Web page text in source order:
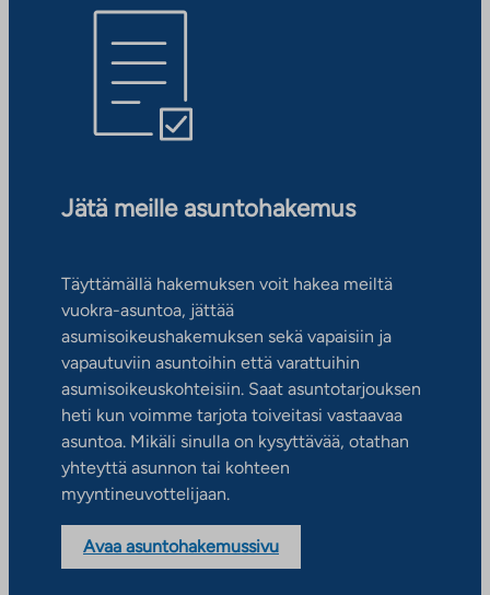
Jätä meille asuntohakemus
Täyttämällä hakemuksen voit hakea meiltä
vuokra-asuntoa, jättää
asumisoikeushakemuksen sekä vapaisiin ja
vapautuviin asuntoihin että varattuihin
asumisoikeuskohteisiin. Saat asuntotarjouksen
heti kun voimme tarjota toiveitasi vastaavaa
asuntoa. Mikäli sinulla on kysyttävää, otathan
yhteyttä asunnon tai kohteen
myyntineuvottelijaan.
Avaa asuntohakemussivu